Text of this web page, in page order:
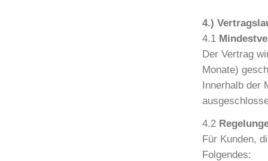
4.)
4.1
Der Vertrag
Monate)
Innerhalb der
4.2
Für Kunden,
Folgendes: